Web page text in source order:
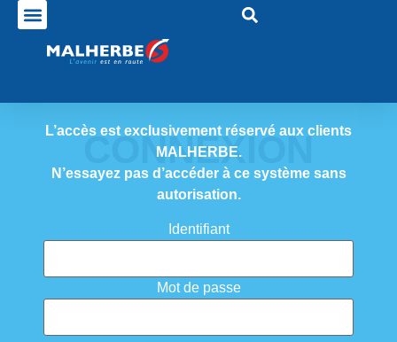
CONNEXION
L’accès est exclusivement réservé aux clients
MALHERBE.
N’essayez pas d’accéder à ce système sans
autorisation.
Identifiant
Mot de passe